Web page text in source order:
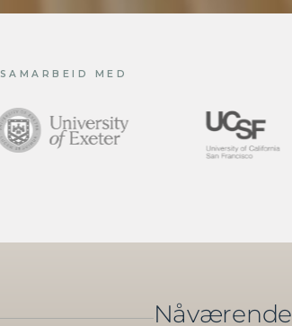
SAMARBEID MED
Nåværende